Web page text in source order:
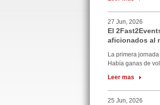
27 Jun, 2026
El
aficionados al
La primera
Había ganas de
Leer mas
25 Jun, 2026